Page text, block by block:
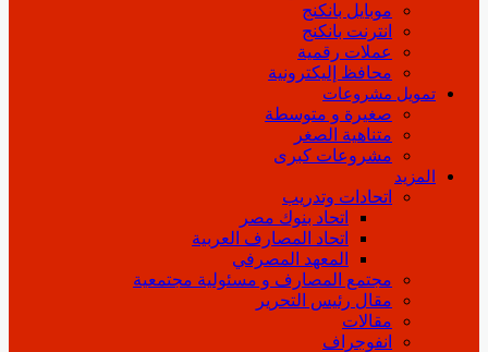
موبايل بانكنج
انترنت بانكنج
عملات رقمية
محافظ إليكترونية
تمويل مشروعات
صغيرة و متوسطة
متناهية الصغر
مشروعات كبرى
المزيد
اتحادات وتدريب
اتحاد بنوك مصر
اتحاد المصارف العربية
المعهد المصرفي
مجتمع المصارف و مسئولية مجتمعية
مقال رئيس التحرير
مقالات
انفوجراف